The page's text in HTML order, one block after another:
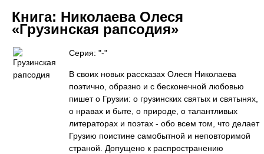
Книга: Николаева Олеся
«Грузинская рапсодия»
Серия: "-"
В своих новых рассказах Олеся Николаева
поэтично, образно и с бесконечной любовью
пишет о Грузии: о грузинских святых и святынях,
о нравах и быте, о природе, о талантливых
литераторах и поэтах - обо всем том, что делает
Грузию поистине самобытной и неповторимой
страной. Допущено к распространению